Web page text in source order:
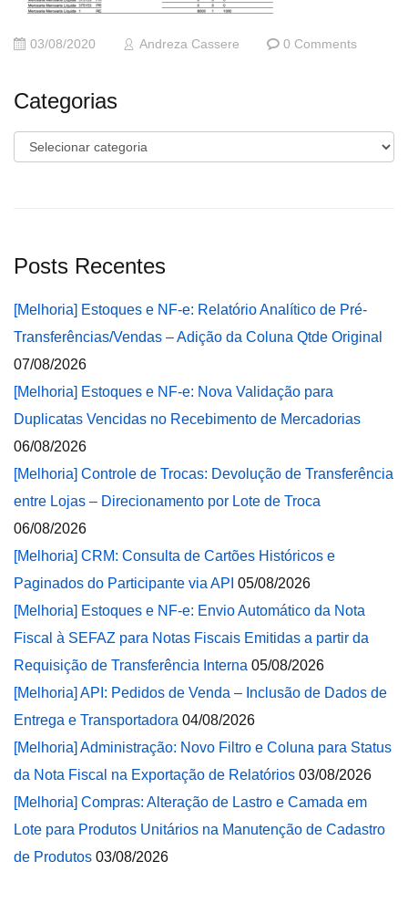
03/08/2020 Andreza Cassere 0 Comments
Categorias
Categorias
Posts Recentes
[Melhoria] Estoques e NF-e: Relatório Analítico de Pré-
Transferências/Vendas – Adição da Coluna Qtde Original
07/08/2026
[Melhoria] Estoques e NF-e: Nova Validação para
Duplicatas Vencidas no Recebimento de Mercadorias
06/08/2026
[Melhoria] Controle de Trocas: Devolução de Transferência
entre Lojas – Direcionamento por Lote de Troca
06/08/2026
[Melhoria] CRM: Consulta de Cartões Históricos e
Paginados do Participante via API 05/08/2026
[Melhoria] Estoques e NF-e: Envio Automático da Nota
Fiscal à SEFAZ para Notas Fiscais Emitidas a partir da
Requisição de Transferência Interna 05/08/2026
[Melhoria] API: Pedidos de Venda – Inclusão de Dados de
Entrega e Transportadora 04/08/2026
[Melhoria] Administração: Novo Filtro e Coluna para Status
da Nota Fiscal na Exportação de Relatórios 03/08/2026
[Melhoria] Compras: Alteração de Lastro e Camada em
Lote para Produtos Unitários na Manutenção de Cadastro
de Produtos 03/08/2026